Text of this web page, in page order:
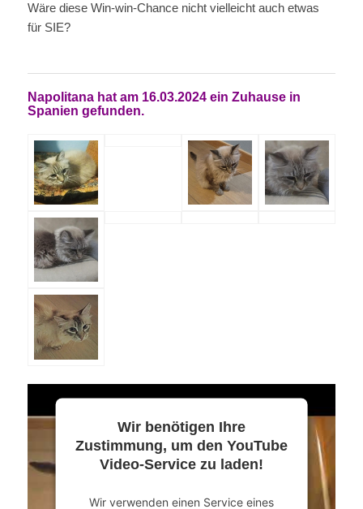
Wäre diese Win-win-Chance nicht vielleicht auch etwas
für SIE?
Napolitana hat am 16.03.2024 ein Zuhause in
Spanien gefunden.
Wir benötigen Ihre
Zustimmung, um den YouTube
Video-Service zu laden!
Wir verwenden einen Service eines